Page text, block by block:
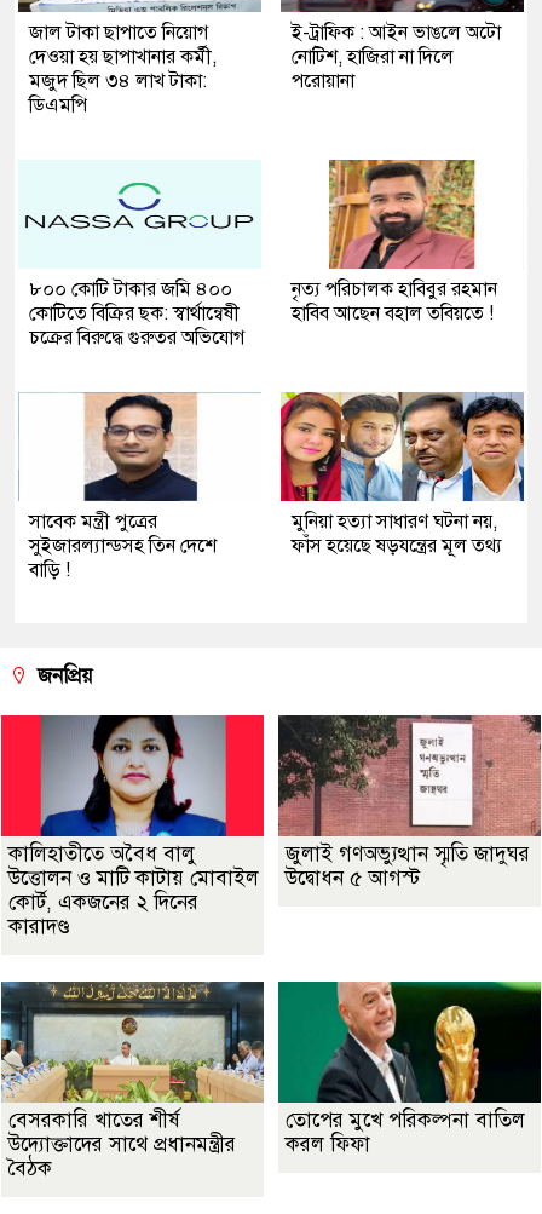
জাল টাকা ছাপাতে নিয়োগ
দেওয়া হয় ছাপাখানার কর্মী,
মজুদ ছিল ৩৪ লাখ টাকা:
ডিএমপি
ই-ট্রাফিক : আইন ভাঙলে অটো
নোটিশ, হাজিরা না দিলে
পরোয়ানা
৮০০ কোটি টাকার জমি ৪০০
কোটিতে বিক্রির ছক: স্বার্থান্বেষী
চক্রের বিরুদ্ধে গুরুতর অভিযোগ
নৃত্য পরিচালক হাবিবুর রহমান
হাবিব আছেন বহাল তবিয়তে !
সাবেক মন্ত্রী পুত্রের
সুইজারল্যান্ডসহ তিন দেশে
বাড়ি !
মুনিয়া হত্যা সাধারণ ঘটনা নয়,
ফাঁস হয়েছে ষড়যন্ত্রের মূল তথ্য
জনপ্রিয়
কালিহাতীতে অবৈধ বালু
উত্তোলন ও মাটি কাটায় মোবাইল
কোর্ট, একজনের ২ দিনের
কারাদণ্ড
জুলাই গণঅভ্যুত্থান স্মৃতি জাদুঘর
উদ্বোধন ৫ আগস্ট
বেসরকারি খাতের শীর্ষ
উদ্যোক্তাদের সাথে প্রধানমন্ত্রীর
বৈঠক
তোপের মুখে পরিকল্পনা বাতিল
করল ফিফা